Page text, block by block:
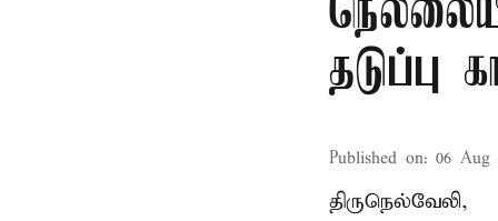
தடுப்பு
Published on: 06 Aug
திருநெல்வேலி,